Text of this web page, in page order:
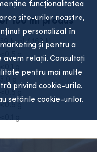
100 ml produs
39 kcal / 163 kJ
<0.1 g
<0.5 g
<0.5 g
funcționalitatea
site-urilor noastre,
personalizat în
și pentru a
relații. Consultați
pentru mai multe
privind cookie-urile.
setările cookie-urilor.